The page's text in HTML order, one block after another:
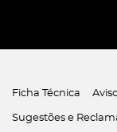
Ficha Técnica
Sugestões e